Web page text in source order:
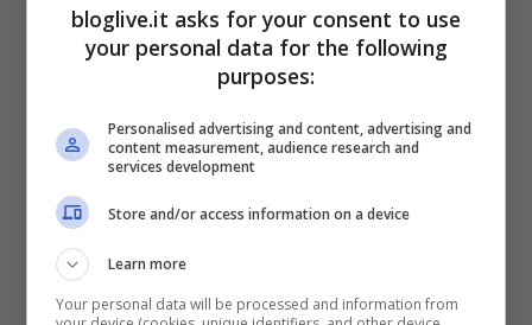
periodo, il loro colore e aspetto sono uno
spettacolo meraviglioso.
L’infuso di fiori d’arancio è un “tè” che si
preparava inPuglia. Si tratta, quindi, di
una tipica ricetta pugliese.
bloglive.it asks for your consent to use
your personal data for the following
purposes:
Personalised advertising and content, advertising and
content measurement, audience research and
services development
Store and/or access information on a device
Learn more
Your personal data will be processed and information from